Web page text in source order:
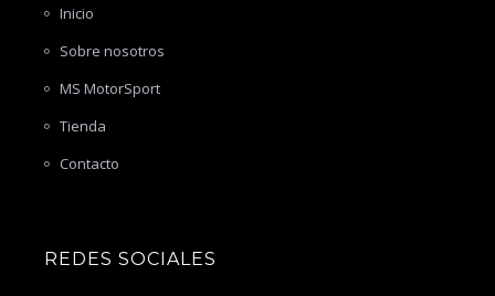
Inicio
Sobre nosotros
MS MotorSport
Tienda
Contacto
REDES SOCIALES